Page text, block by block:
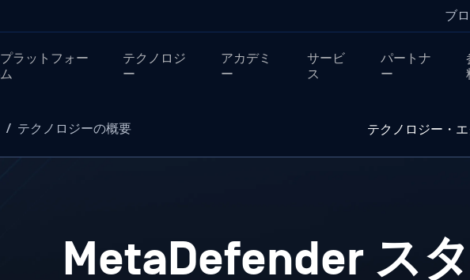
ブ
プラットフォー
ム
テクノロジ
ー
アカデミ
ー
サービ
ス
パートナ
ー
/ テクノロジーの概要 テクノロジー・
MetaDefender ス